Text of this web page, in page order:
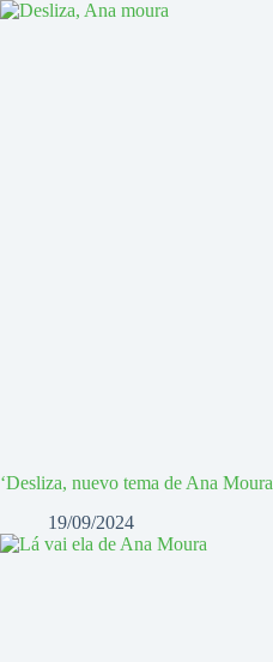
‘Desliza, nuevo tema de Ana Moura
19/09/2024